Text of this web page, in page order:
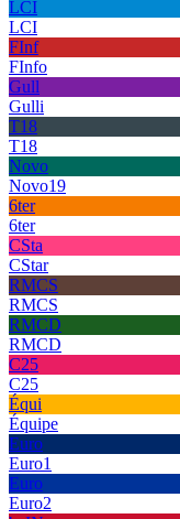
LCI
LCI
FInf
FInfo
Gull
Gulli
T18
T18
Novo
Novo19
6ter
6ter
CSta
CStar
RMCS
RMCS
RMCD
RMCD
C25
C25
Équi
Équipe
Euro
Euro1
Euro
Euro2